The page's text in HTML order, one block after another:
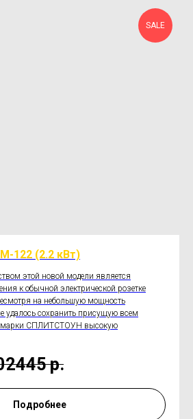
SALE
122 (2.2 кВт)
этой новой модели является
к обычной электрической розетке
на небольшую мощность
удалось сохранить присущую всем
СПЛИТСТОУН высокую
р.
Подробнее